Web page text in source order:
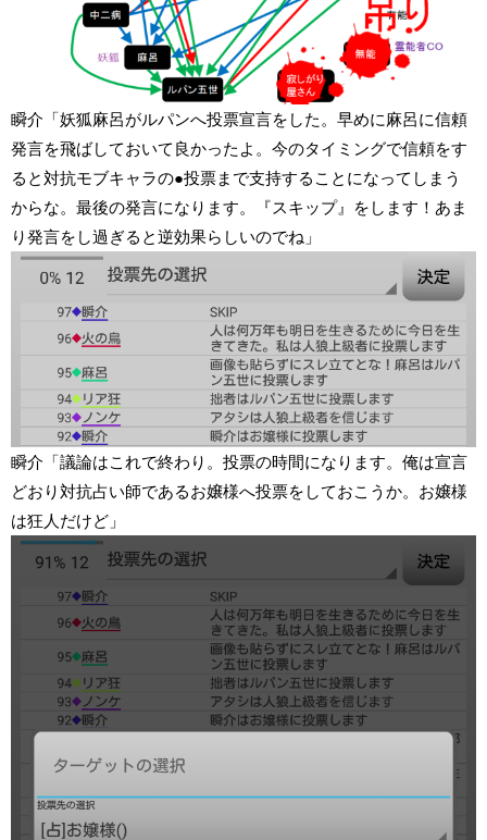
瞬介「妖狐麻呂がルパンへ投票宣言をした。早めに麻呂に信頼
発言を飛ばしておいて良かったよ。今のタイミングで信頼をす
ると対抗モブキャラの●投票まで支持することになってしまう
からな。最後の発言になります。『スキップ』をします！あま
り発言をし過ぎると逆効果らしいのでね」
瞬介「議論はこれで終わり。投票の時間になります。俺は宣言
どおり対抗占い師であるお嬢様へ投票をしておこうか。お嬢様
は狂人だけど」